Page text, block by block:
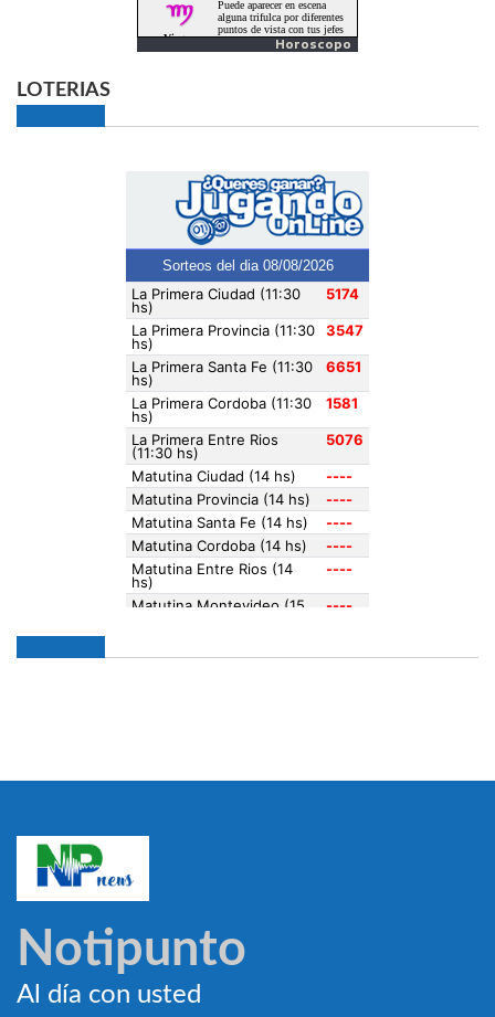
Horoscopo
LOTERIAS
Notipunto
Al día con usted